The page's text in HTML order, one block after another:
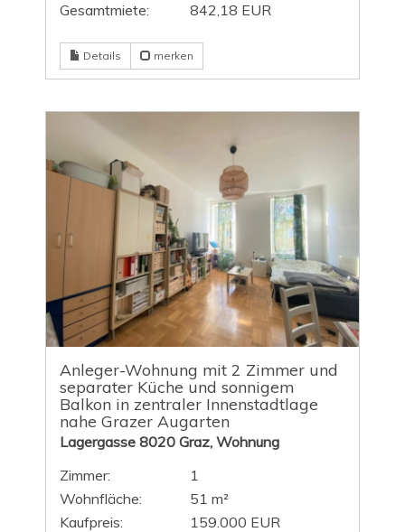
Gesamtmiete:
842,18 EUR
Details merken
Anleger-Wohnung mit 2 Zimmer und
separater Küche und sonnigem
Balkon in zentraler Innenstadtlage
nahe Grazer Augarten
Lagergasse 8020 Graz, Wohnung
Zimmer:
1
Wohnfläche:
51 m²
Kaufpreis:
159.000 EUR